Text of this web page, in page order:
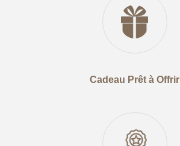
Cadeau Prêt à Offrir